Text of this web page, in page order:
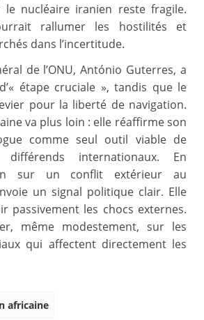
le nucléaire iranien reste fragile.
rallumer les hostilités et
dans l’incertitude.
de l’ONU, António Guterres, a
étape cruciale », tandis que le
pour la liberté de navigation.
va plus loin : elle réaffirme son
comme seul outil viable de
internationaux. En
sur un conflit extérieur au
un signal politique clair. Elle
passivement les chocs externes.
même modestement, sur les
qui affectent directement les
africaine